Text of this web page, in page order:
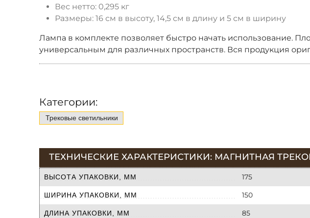
Вес нетто: 0,295 кг
Размеры: 16 см в высоту, 14,5 см в длину и 5 см в ширину
Лампа в комплекте позволяет быстро начать использование.
универсальным для различных пространств. Вся продукция
Категории:
Трековые светильники
ТЕХНИЧЕСКИЕ ХАРАКТЕРИСТИКИ: МАГНИТНАЯ
ВЫСОТА УПАКОВКИ, ММ 175
ШИРИНА УПАКОВКИ, ММ 150
ДЛИНА УПАКОВКИ, ММ 85